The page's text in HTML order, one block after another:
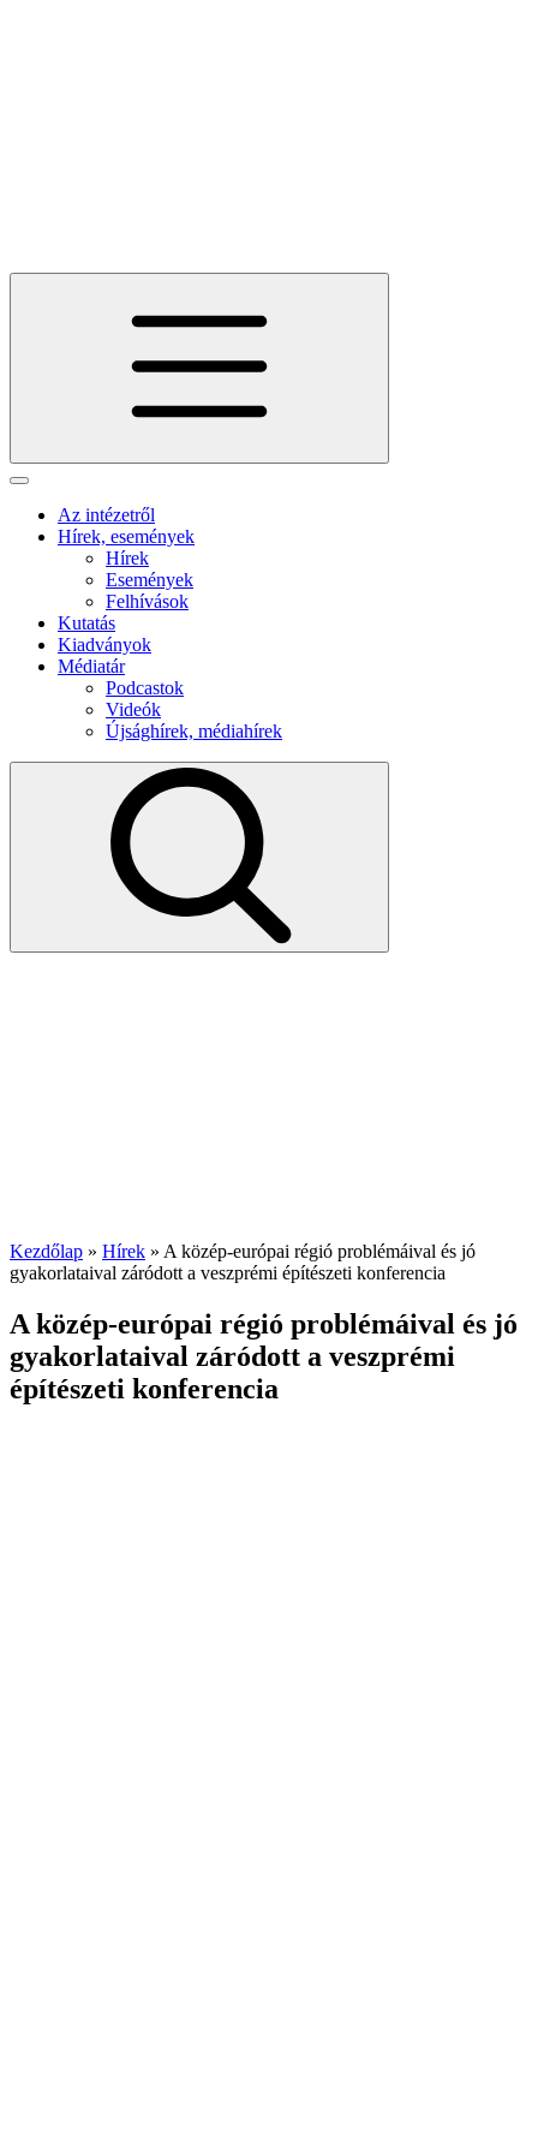
Az intézetről
Hírek, események
Hírek
Események
Felhívások
Kutatás
Kiadványok
Médiatár
Podcastok
Videók
Újsághírek, médiahírek
Kezdőlap » Hírek » A közép-európai régió problémáival és jó
gyakorlataival záródott a veszprémi építészeti konferencia
A közép-európai régió problémáival és jó
gyakorlataival záródott a veszprémi
építészeti konferencia